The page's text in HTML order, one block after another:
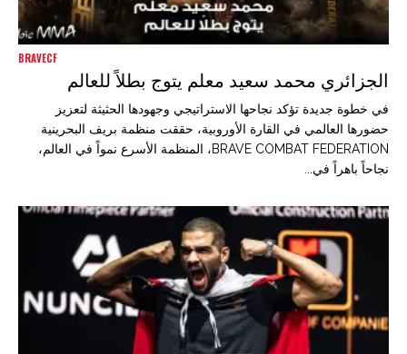
BRAVECF
الجزائري محمد سعيد معلم يتوج بطلاً للعالم
في خطوة جديدة تؤكد نجاحها الاستراتيجي وجهودها الحثيثة لتعزيز
حضورها العالمي في القارة الأوروبية، حققت منظمة بريف البحرينية
BRAVE COMBAT FEDERATION، المنظمة الأسرع نمواً في العالم،
نجاحاً باهراً في...